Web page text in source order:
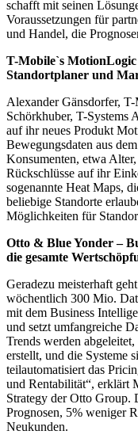
schafft mit seinen
Voraussetzungen für
und Handel, die
T-Mobile`s
Standortplaner und
Alexander Gänsdorfer,
Schörkhuber, T-Systems
auf ihr neues Produkt
Bewegungsdaten aus
Konsumenten, etwa
Rückschlüsse auf ihr
sogenannte Heat Maps,
beliebige Standorte
Möglichkeiten für
Otto & Blue Yonder –
die gesamte
Geradezu meisterhaft
wöchentlich 300 Mio.
mit dem Business
und setzt umfangreiche
Trends werden
erstellt, und die Systeme
teilautomatisiert das
und Rentabilität“, erklärt
Strategy der Otto Group.
Prognosen, 5% weniger
Neukunden.